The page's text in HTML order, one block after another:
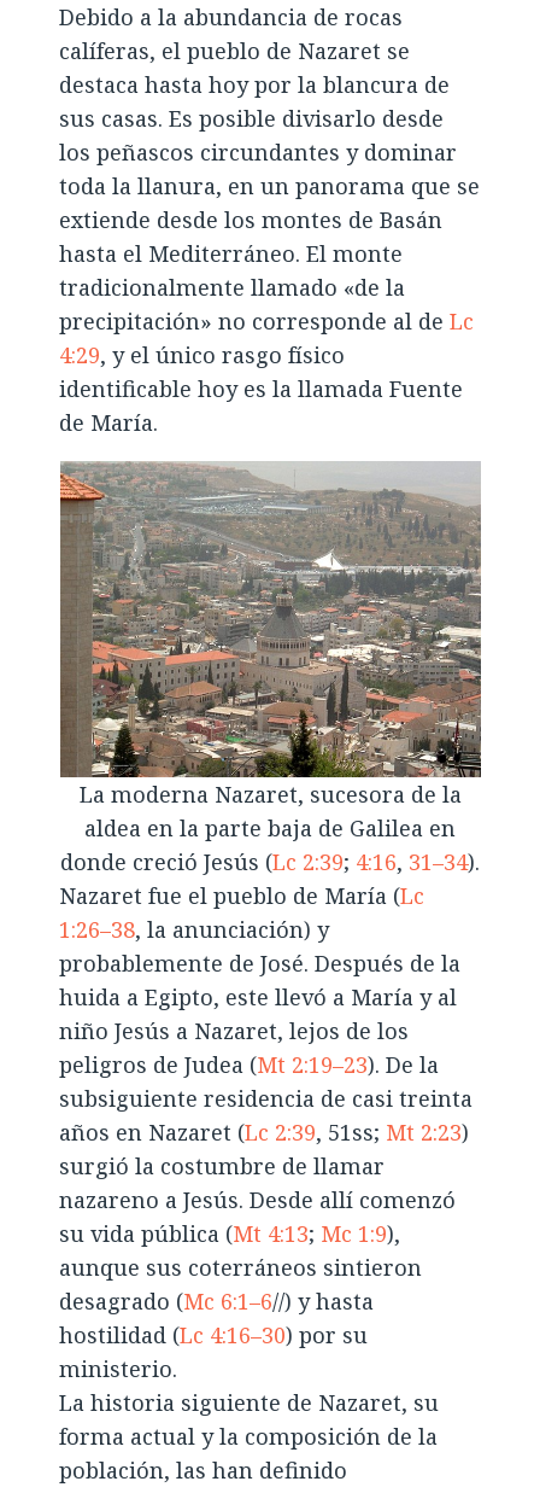
Debido a la abundancia de rocas
calíferas, el pueblo de Nazaret se
destaca hasta hoy por la blancura de
sus casas. Es posible divisarlo desde
los peñascos circundantes y dominar
toda la llanura, en un panorama que se
extiende desde los montes de Basán
hasta el Mediterráneo. El monte
tradicionalmente llamado «de la
precipitación» no corresponde al deLc
4:29, y el único rasgo físico
identificable hoy es la llamada Fuente
de María.
La moderna Nazaret, sucesora de la
aldea en la parte baja de Galilea en
donde creció Jesús (Lc 2:39; 4:16, 31–34).
Nazaret fue el pueblo de María (Lc
1:26–38, la anunciación) y
probablemente de José. Después de la
huida a Egipto, este llevó a María y al
niño Jesús a Nazaret, lejos de los
peligros de Judea (Mt 2:19–23). De la
subsiguiente residencia de casi treinta
años en Nazaret (Lc 2:39, 51ss; Mt 2:23)
surgió la costumbre de llamar
nazareno a Jesús. Desde allí comenzó
su vida pública (Mt 4:13; Mc 1:9),
aunque sus coterráneos sintieron
desagrado (Mc 6:1–6//) y hasta
hostilidad (Lc 4:16–30) por su
ministerio.
La historia siguiente de Nazaret, su
forma actual y la composición de la
población, las han definido